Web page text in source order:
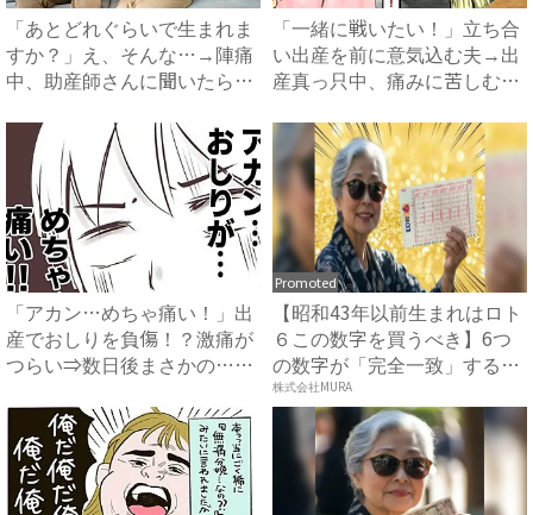
「あとどれぐらいで生まれま
すか？」え、そんな…→陣痛
中、助産師さんに聞いたら衝
「一緒に戦いたい！」立ち合
い出産を前に意気込む夫→出
産真っ只中、痛みに苦しむ私
「アカン…めちゃ痛い！」出
産でおしりを負傷！？激痛が
つらい⇒数日後まさかの…
Promoted
【昭和43年以前生まれはロト
６この数字を買うべき】6つ
の数字が「完全一致」する
方...
株式会社MURA